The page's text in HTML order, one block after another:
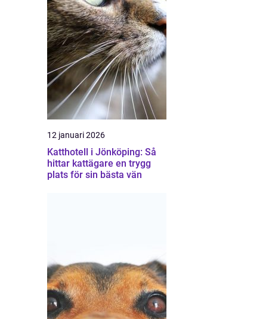
12 januari 2026
Katthotell i Jönköping: Så
hittar kattägare en trygg
plats för sin bästa vän